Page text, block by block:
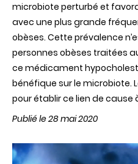
microbiote perturbé et
avec une plus grande
obèses. Cette prévalence
personnes obèses traitées
ce médicament
bénéfique sur le microbiote.
pour établir ce lien de cause
Publié le 28 mai 2020